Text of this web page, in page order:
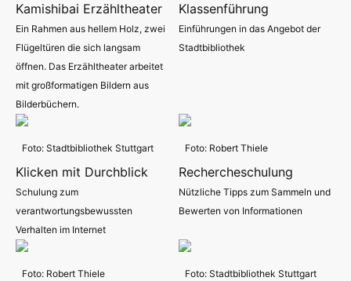
Kamishibai Erzähltheater
Ein Rahmen aus hellem Holz, zwei
Flügeltüren die sich langsam
öffnen. Das Erzähltheater arbeitet
mit großformatigen Bildern aus
Bilderbüchern.
Klassenführung
Einführungen in das Angebot der
Stadtbibliothek
Foto: Stadtbibliothek Stuttgart
Klicken mit Durchblick
Schulung zum
verantwortungsbewussten
Verhalten im Internet
Foto: Robert Thiele
Rechercheschulung
Nützliche Tipps zum Sammeln und
Bewerten von Informationen
Foto: Robert Thiele Foto: Stadtbibliothek Stuttgart